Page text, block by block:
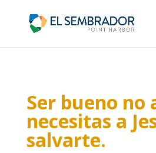
Ser bueno no
necesitas a
salvarte.